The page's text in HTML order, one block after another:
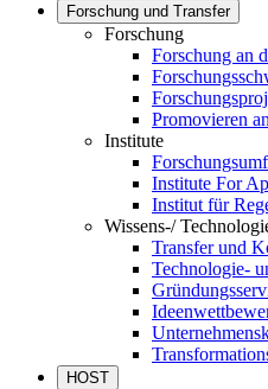
Forschung und Transfer
Forschung
Forschung an
Promovieren
Institute
Institute For
Institut für
Wissens-/
Transfer und
Technologie-
HOST